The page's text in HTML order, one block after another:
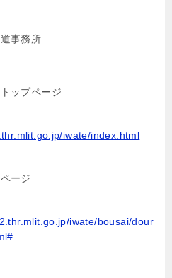
事務所
ップページ
iwate/index.html
ージ
iwate/bousai/dour